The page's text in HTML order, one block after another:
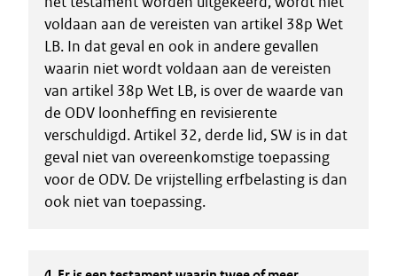
voldaan aan de vereisten van artikel 38p Wet
LB. In dat geval en ook in andere gevallen
waarin niet wordt voldaan aan de vereisten
van artikel 38p Wet LB, is over de waarde van
de ODV loonheffing en revisierente
verschuldigd. Artikel 32, derde lid, SW is in dat
geval niet van overeenkomstige toepassing
voor de ODV. De vrijstelling erfbelasting is dan
ook niet van toepassing.